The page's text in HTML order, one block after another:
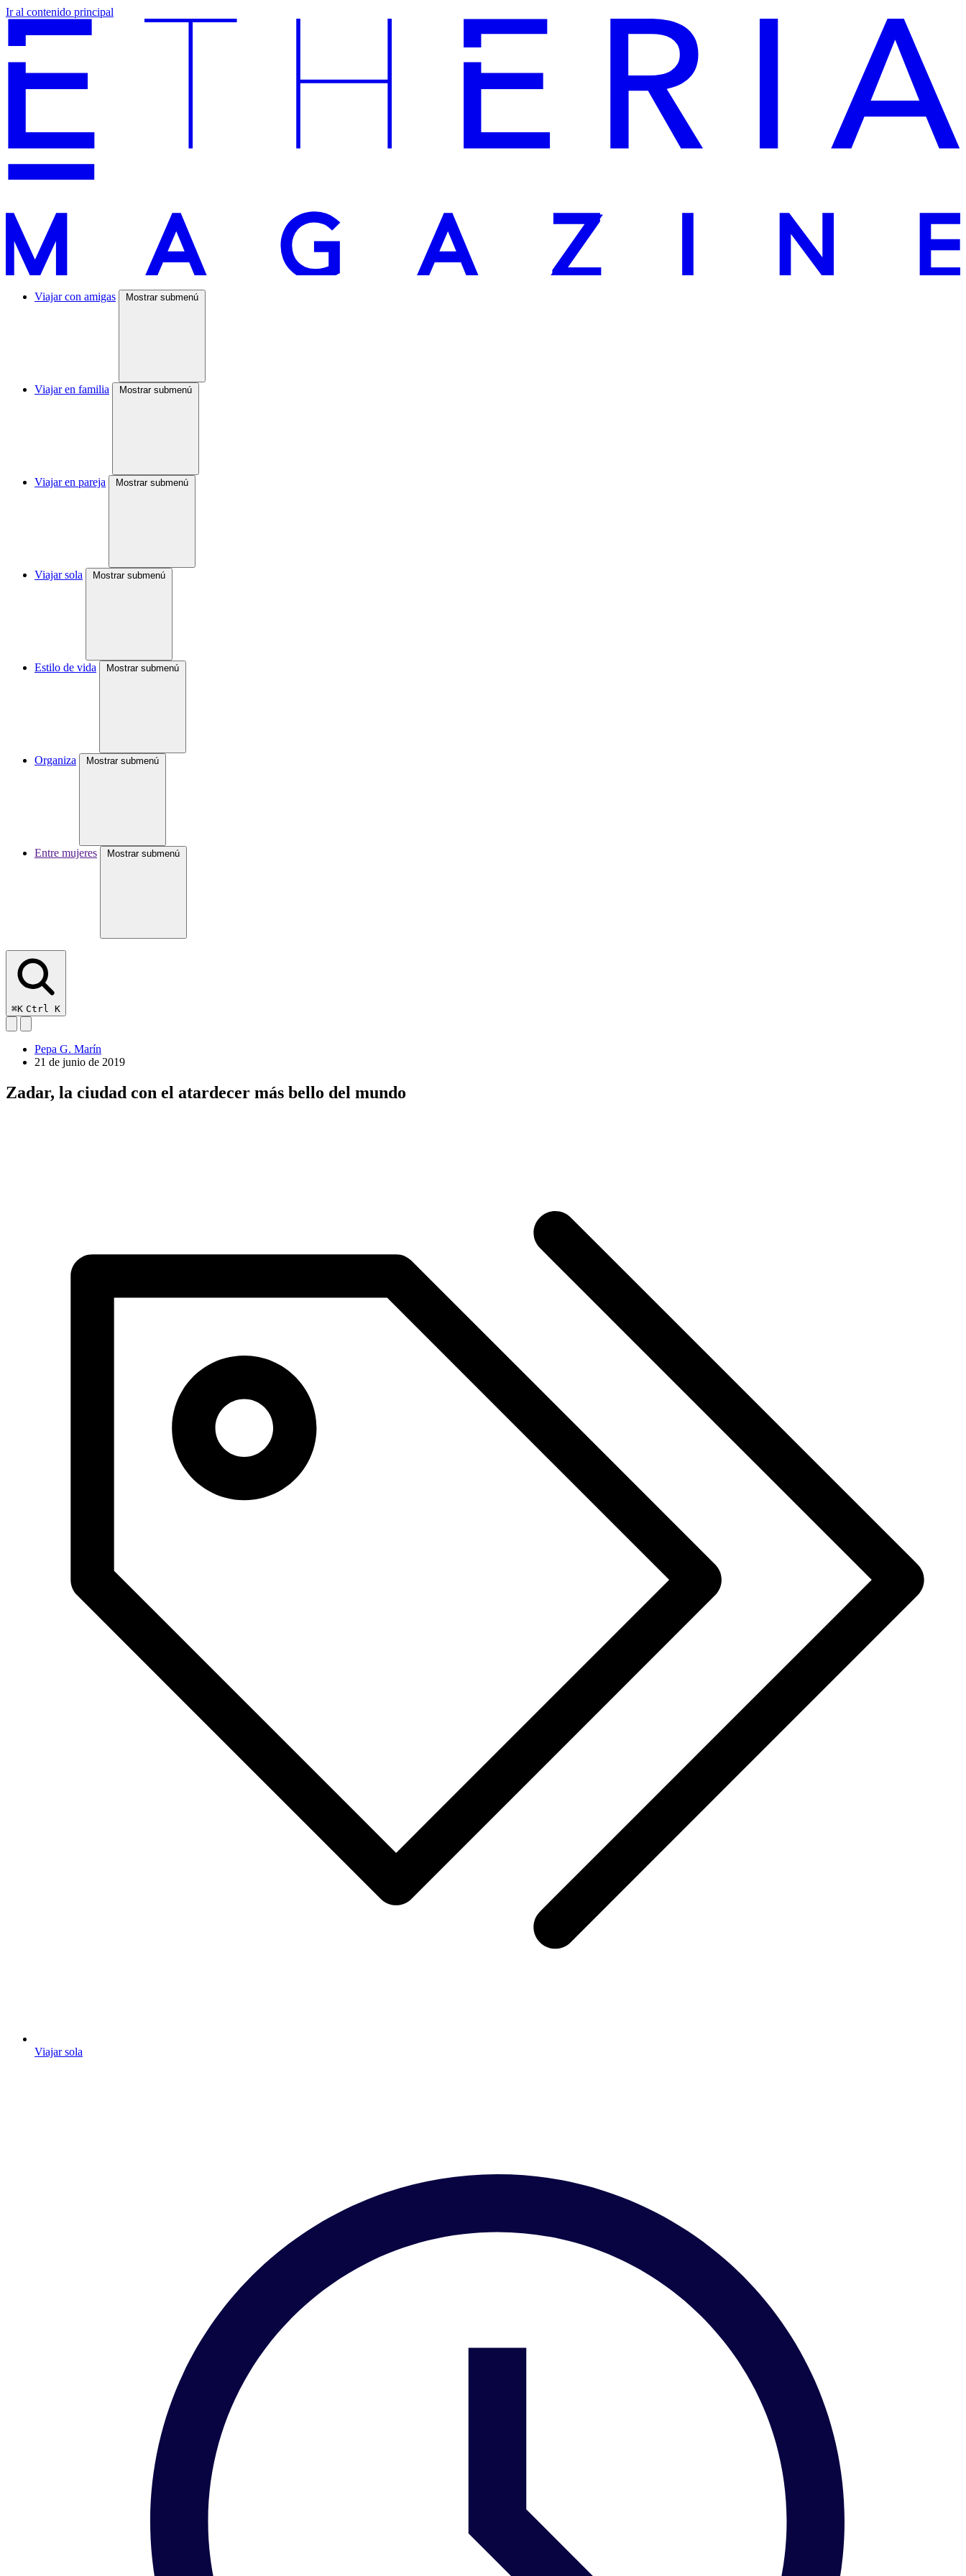
Ir al contenido principal
Viajar con amigas Mostrar submenú
Viajar en familia Mostrar submenú
Viajar en pareja Mostrar submenú
Viajar sola Mostrar submenú
Estilo de vida Mostrar submenú
Organiza Mostrar submenú
Entre mujeres Mostrar submenú
⌘K Ctrl K
Pepa G. Marín
21 de junio de 2019
Zadar, la ciudad con el atardecer más bello del mundo
Viajar sola